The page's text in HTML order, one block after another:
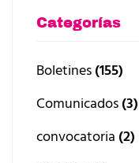
Categorías
Boletines(155)
Comunicados(3)
convocatoria (2)